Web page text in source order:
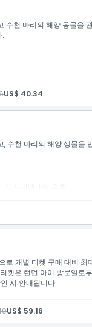
수천 마리의 해양 동물을
.
US$ 40.34
, 수천 마리의 해양 생물을
시간대에만 유효
로 개별 티켓 구매 대비
켓은 런던 아이 방문일로
시 안내됩니다.
US$ 59.16